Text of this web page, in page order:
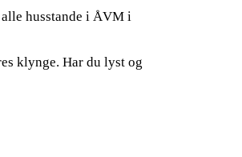
husstande i ÅVM i
klynge. Har du lyst og